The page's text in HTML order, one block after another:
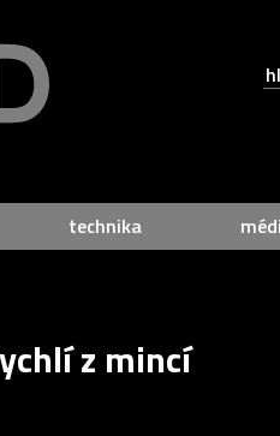
technika
z mincí